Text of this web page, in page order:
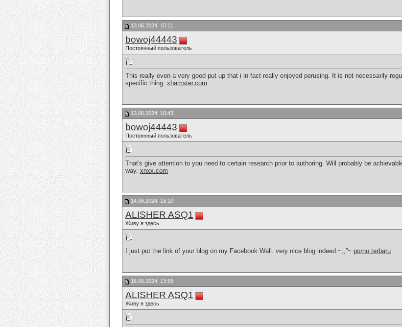
13.06.2024, 15:11
bowoj44443
Постоянный пользователь
This really even a very good put up that i in fact really enjoyed perusing. It is not necessarily
specific thing. xhamster.com
13.06.2024, 16:43
bowoj44443
Постоянный пользователь
That's give attention to you need to certain research prior to authoring. Will probably be
way. xnxx.com
14.06.2024, 18:10
ALISHER ASQ1
Живу я здесь
I just put the link of your blog on my Facebook Wall. very nice blog indeed.~;,”~ porno terbaru
16.06.2024, 13:59
ALISHER ASQ1
Живу я здесь